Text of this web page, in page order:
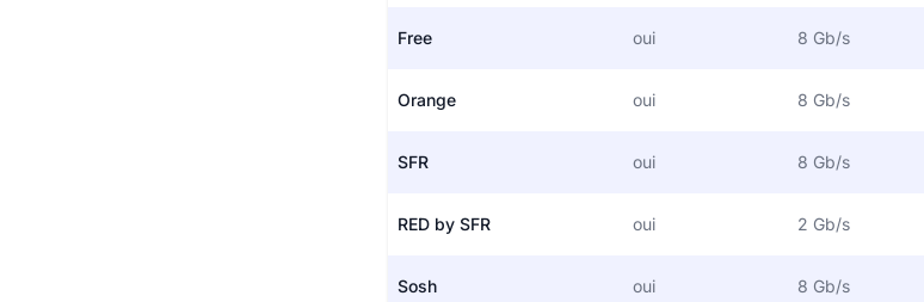
Free oui 8 Gb/s
Orange oui 8 Gb/s
SFR oui 8 Gb/s
RED by SFR oui 2 Gb/s
Sosh oui 8 Gb/s